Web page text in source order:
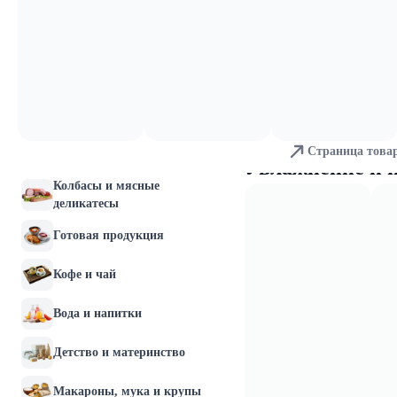
Колбасы и мясные
деликатесы
Готовая продукция
Кофе и чай
Вода и напитки
Детство и материнство
Макароны, мука и крупы
Увлажнение и
Страница